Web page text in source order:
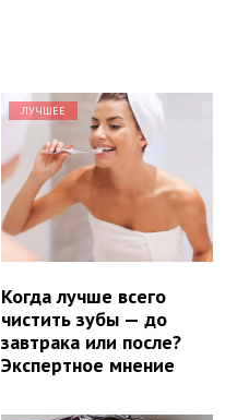
ЛУЧШЕЕ
Когда лучше всего
чистить зубы — до
завтрака или после?
Экспертное мнение